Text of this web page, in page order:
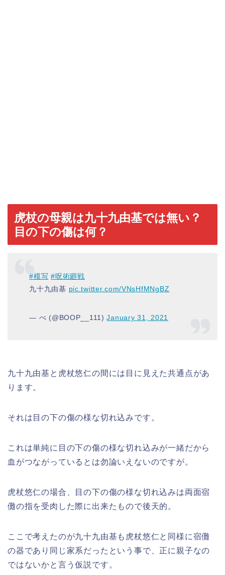
虎杖の母親は九十九由基では無い？
目の下の傷は何？
#模写 #呪術廻戦
九十九由基 pic.twitter.com/VNsHfMNgBZ
— べ (@BOOP__111)January 31, 2021
九十九由基と虎杖悠仁の間には目に見えた共通点があ
ります。
それは目の下の傷の様な切れ込みです。
これは単純に目の下の傷の様な切れ込みが一緒だから
血がつながっているとは勿論いえないのですが。
虎杖悠仁の場合、目の下の傷の様な切れ込みは両面宿
儺の指を受肉した際に出来たもので後天的。
ここで考えたのが九十九由基も虎杖悠仁と同様に宿儺
の器であり同じ家系だったという事で、正に親子なの
ではないかと言う仮説です。